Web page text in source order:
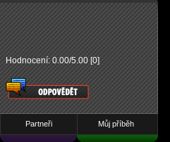
Hodnocení: 0.00/5.00 [0]
Partneři Můj příběh